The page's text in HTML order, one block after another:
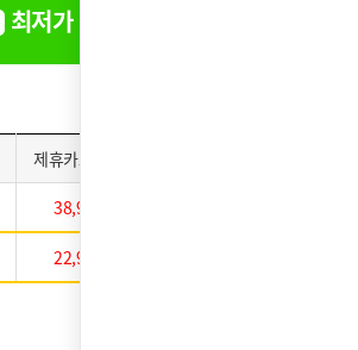
최저가 바로신청
제휴카드 적용가
38,900 원
22,900 원